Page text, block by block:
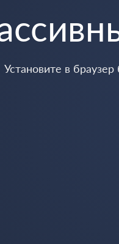
Установите в